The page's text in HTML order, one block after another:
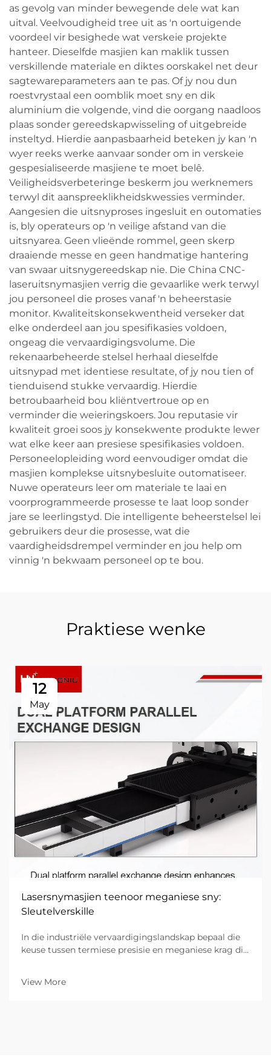
as gevolg van minder bewegende dele wat kan
uitval. Veelvoudigheid tree uit as 'n oortuigende
voordeel vir besighede wat verskeie projekte
hanteer. Dieselfde masjien kan maklik tussen
verskillende materiale en diktes oorskakel net deur
sagtewareparameters aan te pas. Of jy nou dun
roestvrystaal een oomblik moet sny en dik
aluminium die volgende, vind die oorgang naadloos
plaas sonder gereedskapwisseling of uitgebreide
insteltyd. Hierdie aanpasbaarheid beteken jy kan 'n
wyer reeks werke aanvaar sonder om in verskeie
gespesialiseerde masjiene te moet belê.
Veiligheidsverbeteringe beskerm jou werknemers
terwyl dit aanspreeklikheidskwessies verminder.
Aangesien die uitsnyproses ingesluit en outomaties
is, bly operateurs op 'n veilige afstand van die
uitsnyarea. Geen vlieënde rommel, geen skerp
draaiende messe en geen handmatige hantering
van swaar uitsnygereedskap nie. Die China CNC-
laseruitsnymasjien verrig die gevaarlike werk terwyl
jou personeel die proses vanaf 'n beheerstasie
monitor. Kwaliteitskonsekwentheid verseker dat
elke onderdeel aan jou spesifikasies voldoen,
ongeag die vervaardigingsvolume. Die
rekenaarbeheerde stelsel herhaal dieselfde
uitsnypad met identiese resultate, of jy nou tien of
tienduisend stukke vervaardig. Hierdie
betroubaarheid bou kliëntvertroue op en
verminder die weieringskoers. Jou reputasie vir
kwaliteit groei soos jy konsekwente produkte lewer
wat elke keer aan presiese spesifikasies voldoen.
Personeelopleiding word eenvoudiger omdat die
masjien komplekse uitsnybesluite outomatiseer.
Nuwe operateurs leer om materiale te laai en
voorprogrammeerde prosesse te laat loop sonder
jare se leerlingstyd. Die intelligente beheerstelsel lei
gebruikers deur die prosesse, wat die
vaardigheidsdrempel verminder en jou help om
vinnig 'n bekwaam personeel op te bou.
Praktiese wenke
12
May
Lasersnymasjien teenoor meganiese sny:
Sleutelverskille
In die industriële vervaardigingslandskap bepaal die
keuse tussen termiese presisie en meganiese krag die
gereedskap soos skêre, stansies...
View More